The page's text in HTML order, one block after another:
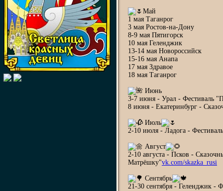
Май
1 мая Таганрог
3 мая Ростов-на-Дону
8-9 мая Пятигорск
10 мая Геленджик
13-14 мая Новороссийск
15-16 мая Анапа
17 мая Здравое
18 мая Таганрог
Июнь
3-7 июня - Урал - Фестиваль
8 июня - Екатеринбург -
Июль
2-10 июля - Ладога -
Август
2-10 августа - Псков -
Матрёшку"vk.com/skazka_rusi
Сентябрь
21-30 сентября - Геленджик -